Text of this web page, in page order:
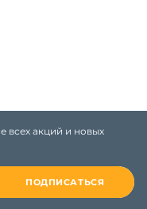
всех акций и новых
ПОДПИСАТЬСЯ